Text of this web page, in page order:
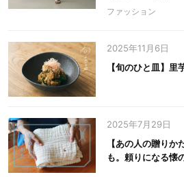
ファッション
2025年11月6日
【旬のひと皿】里
2025年7月29日
【あの人の贈り
も。頼りになる懐